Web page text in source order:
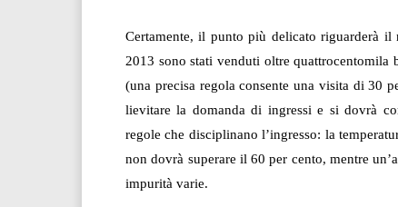
Certamente, il punto più delicato riguarderà
2013 sono stati venduti oltre quattrocentomila
(una precisa regola consente una visita di 30
lievitare la domanda di ingressi e si dovrà
regole che disciplinano l’ingresso: la
non dovrà superare il 60 per cento, mentre
impurità varie.